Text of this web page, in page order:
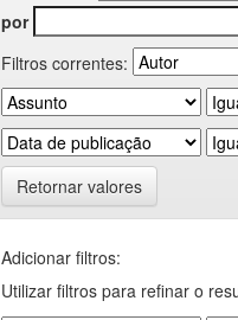
por
Filtros correntes:
Retornar valores
Adicionar filtros:
Utilizar filtros para refinar o